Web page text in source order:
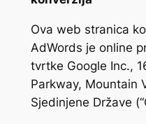
Ova web stranica
AdWords je online
tvrtke Google Inc.,
Parkway, Mountain
Sjedinjene Države